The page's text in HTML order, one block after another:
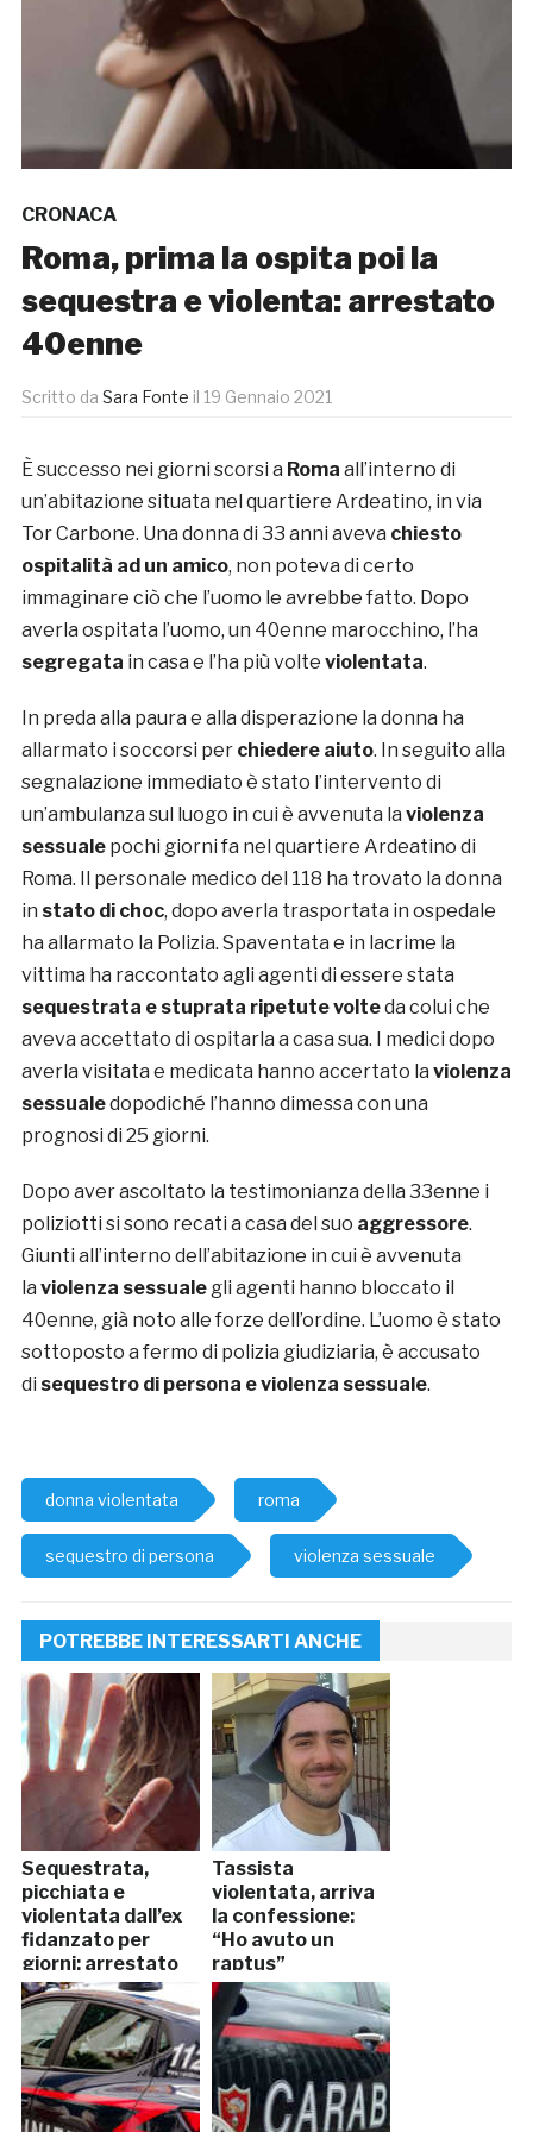
CRONACA
Roma, prima la ospita poi la
sequestra e violenta: arrestato
40enne
Scritto da Sara Fonte il 19 Gennaio 2021
È successo nei giorni scorsi a Roma all’interno di
un’abitazione situata nel quartiere Ardeatino, in via
Tor Carbone. Una donna di 33 anni aveva chiesto
ospitalità ad un amico, non poteva di certo
immaginare ciò che l’uomo le avrebbe fatto. Dopo
averla ospitata l’uomo, un 40enne marocchino, l’ha
segregata in casa e l’ha più volte violentata.
In preda alla paura e alla disperazione la donna ha
allarmato i soccorsi per chiedere aiuto. In seguito alla
segnalazione immediato è stato l’intervento di
un’ambulanza sul luogo in cui è avvenuta la violenza
sessuale pochi giorni fa nel quartiere Ardeatino di
Roma. Il personale medico del 118 ha trovato la donna
in stato di choc, dopo averla trasportata in ospedale
ha allarmato la Polizia. Spaventata e in lacrime la
vittima ha raccontato agli agenti di essere stata
sequestrata e stuprata ripetute volteda colui che
aveva accettato di ospitarla a casa sua. I medici dopo
averla visitata e medicata hanno accertato la violenza
sessualedopodiché l’hanno dimessa con una
prognosi di 25 giorni.
Dopo aver ascoltato la testimonianza della 33enne i
poliziotti si sono recati a casa del suo aggressore.
Giunti all’interno dell’abitazione in cui è avvenuta
la violenza sessuale gli agenti hanno bloccato il
40enne, già noto alle forze dell’ordine. L’uomo è stato
sottoposto a fermo di polizia giudiziaria, è accusato
di sequestro di persona e violenza sessuale.
donna violentata roma
sequestro di persona violenza sessuale
POTREBBE INTERESSARTI ANCHE
Sequestrata,
picchiata e
violentata dall’ex
fidanzato per
giorni: arrestato
Tassista
violentata, arriva
la confessione:
“Ho avuto un
raptus”